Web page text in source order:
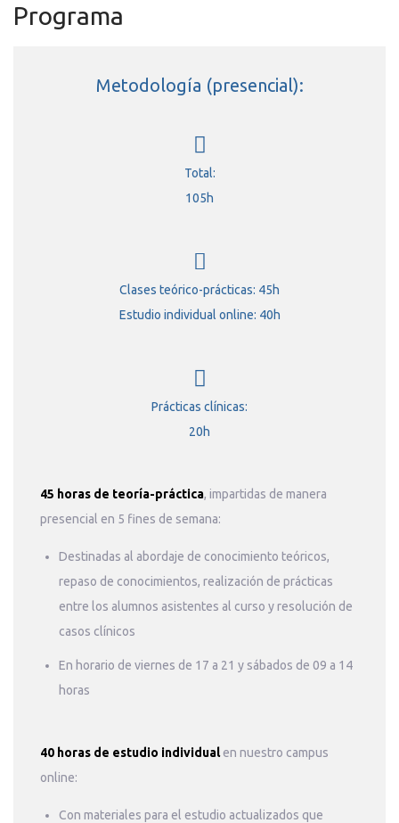
Programa
Metodología (presencial):
Total:
105h
Clases teórico-prácticas: 45h
Estudio individual online: 40h
Prácticas clínicas:
20h
45 horas de teoría-práctica, impartidas de manera
presencial en 5 fines de semana:
Destinadas al abordaje de conocimiento teóricos,
repaso de conocimientos, realización de prácticas
entre los alumnos asistentes al curso y resolución de
casos clínicos
En horario de viernes de 17 a 21 y sábados de 09 a 14
horas
40 horas de estudio individualen nuestro campus
online:
Con materiales para el estudio actualizados que